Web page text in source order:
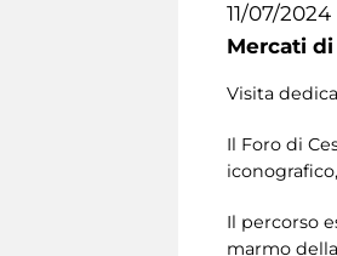
11/07/2024
Mercati
Visita
Il Foro di
Il percorso
marmo